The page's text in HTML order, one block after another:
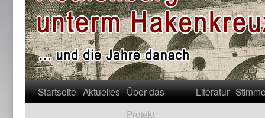
Startseite Aktuelles Über das
Projekt
Literatur